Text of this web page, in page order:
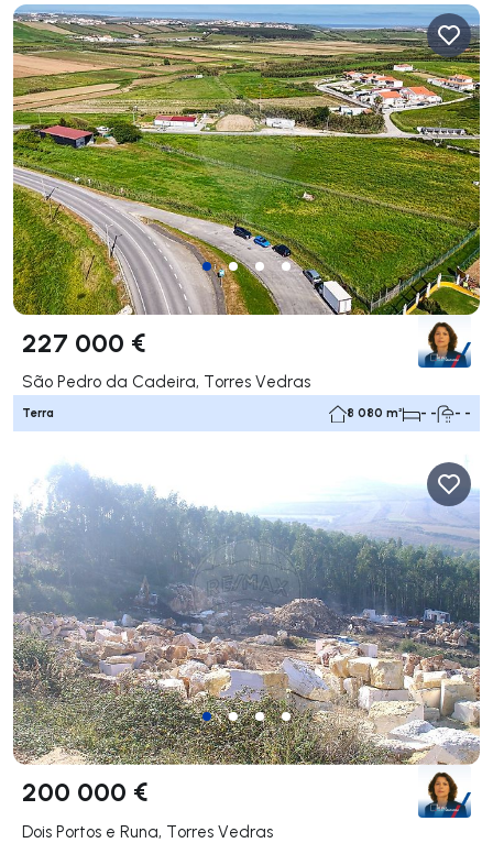
227 000 €
São Pedro da Cadeira, Torres Vedras
Terra 8 080 m² - - - -
200 000 €
Dois Portos e Runa, Torres Vedras